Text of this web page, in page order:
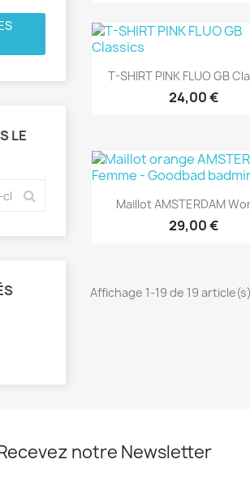
LE
Aperçu rapide
T-SHIRT PINK FLUO GB
24,00 €
Aperçu rapide
Maillot AMSTERDAM
29,00 €
Affichage 1-19 de 19 article(s)
notre Newsletter